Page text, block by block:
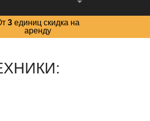
3 единиц скидка на
аренду